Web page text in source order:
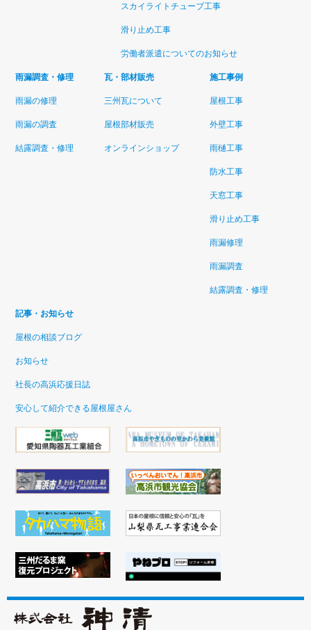
スカイライトチューブ工事
滑り止め工事
労働者派遣についてのお知らせ
雨漏調査・修理
雨漏の修理
雨漏の調査
結露調査・修理
瓦・部材販売
三州瓦について
屋根部材販売
オンラインショップ
施工事例
屋根工事
外壁工事
雨樋工事
防水工事
天窓工事
滑り止め工事
雨漏修理
雨漏調査
結露調査・修理
記事・お知らせ
屋根の相談ブログ
お知らせ
社長の高浜応援日誌
安心して紹介できる屋根屋さん